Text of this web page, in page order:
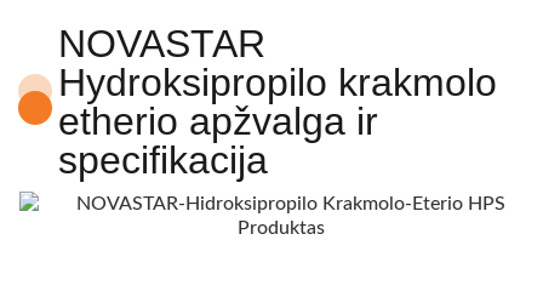
NOVASTAR
Hydroksipropilo krakmolo
etherio apžvalga ir
specifikacija